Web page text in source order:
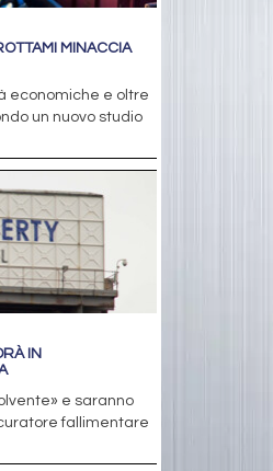
MINACCIA
economiche e oltre
un nuovo studio
IN
e saranno
fallimentare